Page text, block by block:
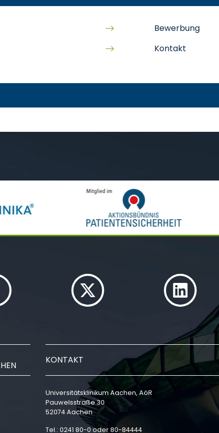
Bewerbung
Kontakt
KONTAKT
Universitätsklinikum Aachen, AöR
Pauwelsstraße 30
52074 Aachen
Tel.: 0241 80-0 oder 80-84444